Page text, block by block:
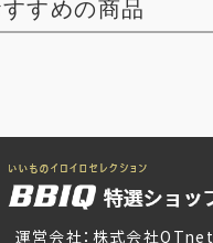
すめの商品
運営会社：株式会社QTnet